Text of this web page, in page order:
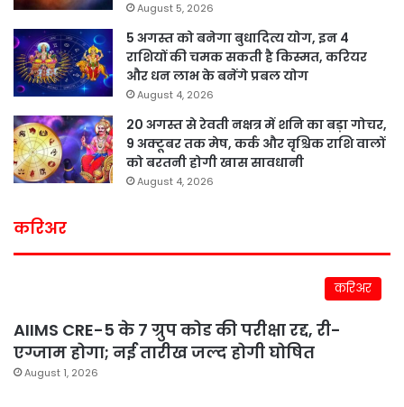
August 5, 2026
5 अगस्त को बनेगा बुधादित्य योग, इन 4
राशियों की चमक सकती है किस्मत, करियर
और धन लाभ के बनेंगे प्रबल योग
August 4, 2026
20 अगस्त से रेवती नक्षत्र में शनि का बड़ा गोचर,
9 अक्टूबर तक मेष, कर्क और वृश्चिक राशि वालों
को बरतनी होगी खास सावधानी
August 4, 2026
करिअर
करिअर
AIIMS CRE-5 के 7 ग्रुप कोड की परीक्षा रद्द, री-
एग्जाम होगा; नई तारीख जल्द होगी घोषित
August 1, 2026